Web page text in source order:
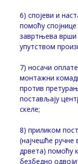
6) спојеви и
помоћу
завртњева врши
упутством
7) носачи
монтажни
против
постављају
скеле;
8) приликом
(најчешће ручне
дрвета) помоћу
безбедно